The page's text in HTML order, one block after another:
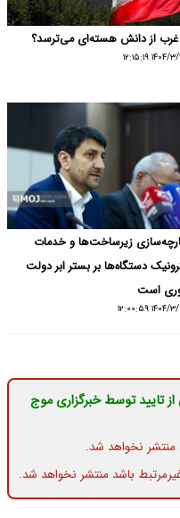
غرب از دانش هسته‌ای می‌ترسد؟
۳/۱۲ ۱۲:۱۵:۱۹
زیرساخت‌ها و خدمات
دستگاه‌ها بر بستر ابر دولت
است
۳/۵ ۱۲:۰۰:۵۹
تایید توسط خبرگزاری موج
منتشر نخواهد شد.
باشد منتشر نخواهد شد.